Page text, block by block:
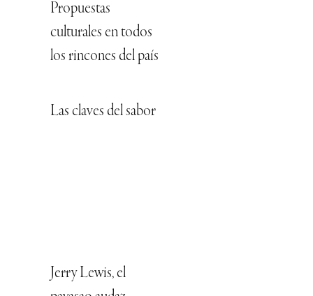
Propuestas
culturales en todos
los rincones del país
Las claves del sabor
Jerry Lewis, el